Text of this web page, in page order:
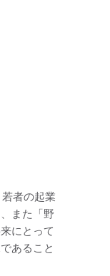
者の起業
また「野
にとって
あること